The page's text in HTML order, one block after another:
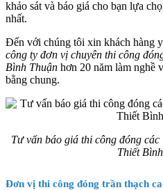
khảo sát và báo giá cho bạn lựa
nhất.
Đến với chúng tôi xin khách hàng
công ty đơn vị chuyên thi công
Bình Thuận hơn 20 năm làm nghề
bằng chung.
Tư vấn báo giá thi công đóng
Thiết
Đơn vị thi công đóng trần thạch